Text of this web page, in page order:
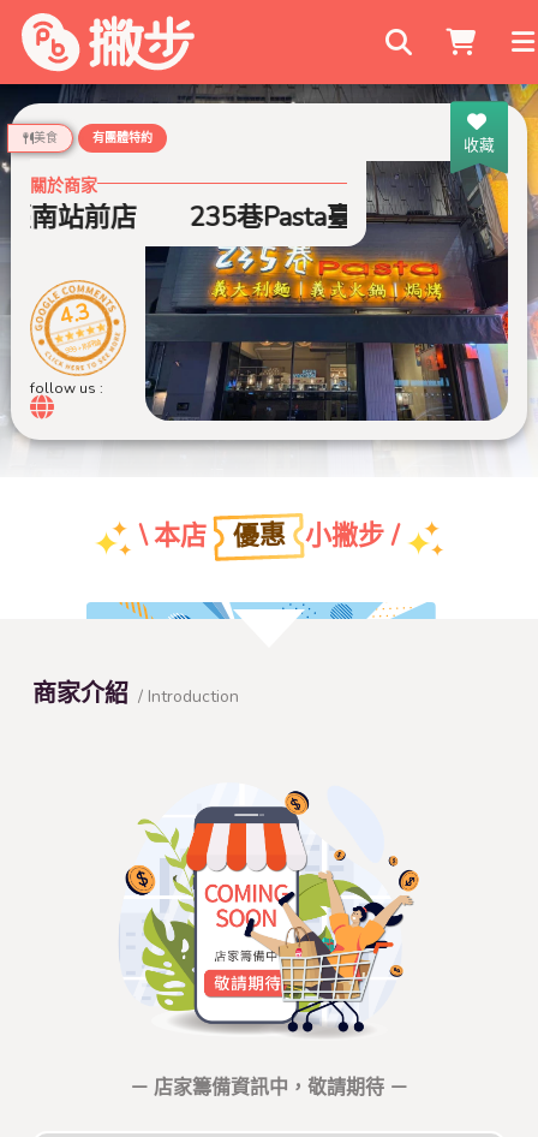
搜尋商家
收藏
美食 有團體特約
關於商家
南站前店 235巷Pasta臺南站前店
4.3
999+ 則評論
follow us :
\ 本店 優惠 小撇步 /
團體特約折扣優惠
商家介紹 / Introduction
－ 店家籌備資訊中，敬請期待 －